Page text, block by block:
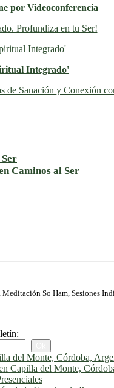
por Videoconferencia
Profundiza en tu Ser!
Integrado'
de Sanación y Conexión
Caminos al Ser
So Ham, Sesiones